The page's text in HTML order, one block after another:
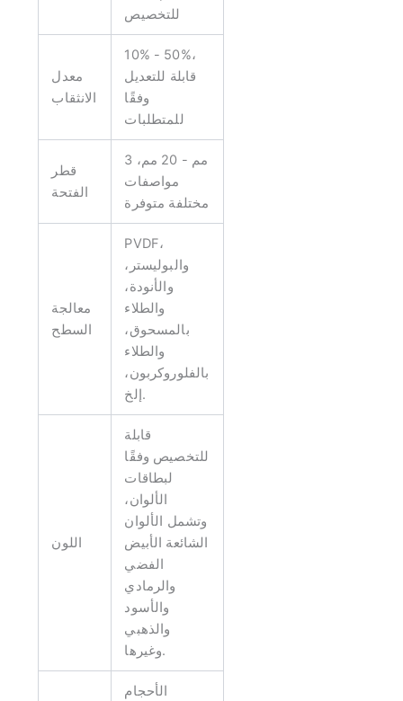
للتخصيص
معدل
الانثقاب
10% - 50%،
قابلة للتعديل
وفقًا
للمتطلبات
قطر
الفتحة
3 مم - 20 مم،
مواصفات
مختلفة متوفرة
معالجة
السطح
PVDF،
والبوليستر،
والأنودة،
والطلاء
بالمسحوق،
والطلاء
بالفلوروكربون،
إلخ.
اللون
قابلة
للتخصيص وفقًا
لبطاقات
الألوان،
وتشمل الألوان
الشائعة الأبيض
الفضي
والرمادي
والأسود
والذهبي
وغيرها.
الأحجام